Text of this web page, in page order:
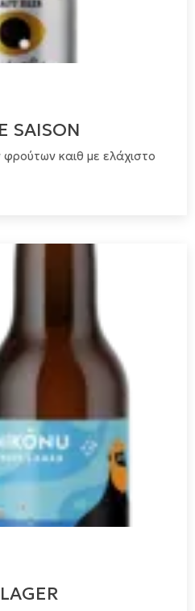
SAISON
καιθ με ελάχιστο